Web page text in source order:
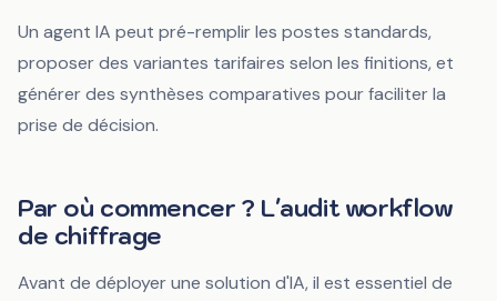
Un agent IA peut pré-remplir les postes standards,
proposer des variantes tarifaires selon les finitions, et
générer des synthèses comparatives pour faciliter la
prise de décision.
Par où commencer ? L'audit workflow
de chiffrage
Avant de déployer une solution d'IA, il est essentiel de